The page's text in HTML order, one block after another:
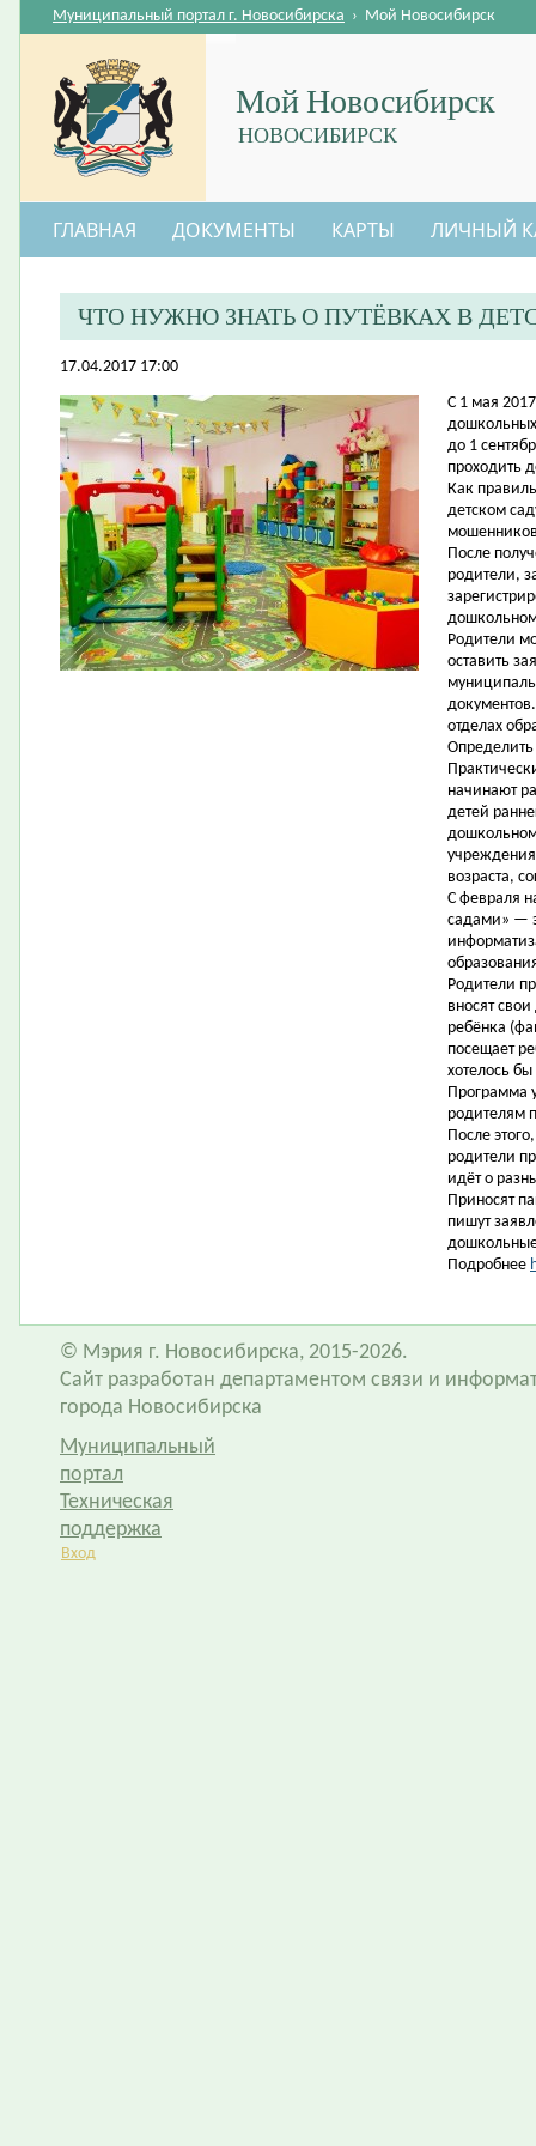
Мой Новосибирск
НОВОСИБИРСК
Муниципальный портал г. Новосибирска › Мой Новосибирск
ГЛАВНАЯ ДОКУМЕНТЫ КАРТЫ ЛИЧНЫЙ
ЧТО НУЖНО ЗНАТЬ О ПУТЁВКАХ В
17.04.2017 17:00
​C 1 мая
до 1
проходить
Как
детском
После
родители,
Родители
оставить
отделах
начинают
детей
учреждения
возраста,
С февраля
садами» —
Родители
вносят
ребёнка
посещает
хотелось
Программа
родителям
После
родители
идёт о
Приносят
пишут
Подробнее
© Мэрия г. Новосибирска, 2015-2026.
Сайт разработан департаментом связи и
города Новосибирска
Муниципальный
портал
Техническая
поддержка
Вход